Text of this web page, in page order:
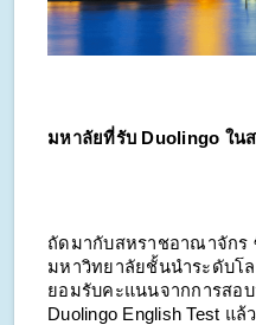
มหาลัยที่รับ Duolingo ใน
ถัดมากับสหราชอาณาจักร
มหาวิทยาลัยชั้นนำระดับโ
ยอมรับคะแนนจากการสอ
Duolingo English Test แ